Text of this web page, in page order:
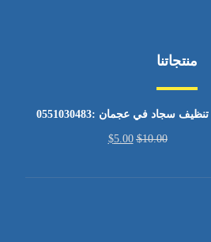
منتجاتنا
سجاد في عجمان :0551030483
$10.00
$5.00